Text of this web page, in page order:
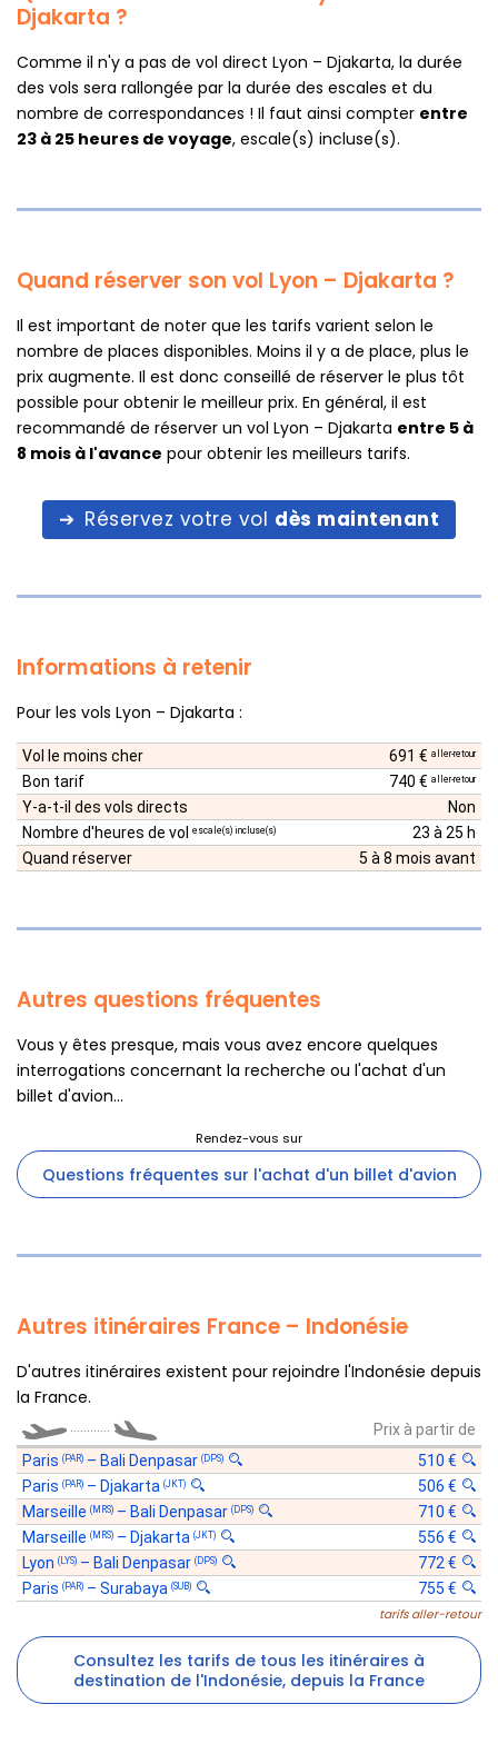
Djakarta ?
Comme il n'y a pas de vol direct Lyon – Djakarta, la durée
des vols sera rallongée par la durée des escales et du
nombre de correspondances ! Il faut ainsi compter entre
23 à 25 heures de voyage, escale(s) incluse(s).
Quand réserver son vol Lyon – Djakarta ?
Il est important de noter que les tarifs varient selon le
nombre de places disponibles. Moins il y a de place, plus le
prix augmente. Il est donc conseillé de réserver le plus tôt
possible pour obtenir le meilleur prix. En général, il est
recommandé de réserver un vol Lyon – Djakarta entre 5 à
8 mois à l'avance pour obtenir les meilleurs tarifs.
Réservez votre vol dès maintenant
Informations à retenir
Pour les vols Lyon – Djakarta :
Vol le moins cher 691 € aller-retour
Bon tarif 740 € aller-retour
Y-a-t-il des vols directs
Non
Nombre d'heures de vol
escale(s) incluse(s)
23 à 25 h
Quand réserver
5 à 8 mois avant
Autres questions fréquentes
Vous y êtes presque, mais vous avez encore quelques
interrogations concernant la recherche ou l'achat d'un
billet d'avion...
Questions fréquentes sur l'achat d'un billet d'avion
Autres itinéraires France – Indonésie
D'autres itinéraires existent pour rejoindre l'Indonésie depuis
la France.
............
Prix à partir de
Paris (PAR) – Bali Denpasar (DPS)
510 €
Paris (PAR) – Djakarta (JKT)
506 €
Marseille (MRS) – Bali Denpasar (DPS)
710 €
Marseille (MRS) – Djakarta (JKT)
556 €
Lyon (LYS) – Bali Denpasar (DPS)
772 €
Paris (PAR) – Surabaya (SUB) 755 €
tarifs aller-retour
Consultez les tarifs de tous les itinéraires à
destination de l'Indonésie, depuis la France